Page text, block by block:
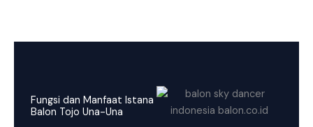
Fungsi dan Manfaat Istana
Balon Tojo Una-Una